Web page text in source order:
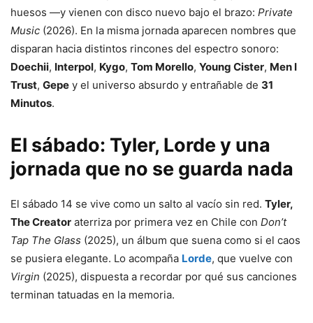
huesos —y vienen con disco nuevo bajo el brazo: Private
Music (2026). En la misma jornada aparecen nombres que
disparan hacia distintos rincones del espectro sonoro:
Doechii, Interpol, Kygo, Tom Morello, Young Cister, Men I
Trust, Gepe y el universo absurdo y entrañable de 31
Minutos.
El sábado: Tyler, Lorde y una
jornada que no se guarda nada
El sábado 14 se vive como un salto al vacío sin red. Tyler,
The Creator aterriza por primera vez en Chile con Don’t
Tap The Glass (2025), un álbum que suena como si el caos
se pusiera elegante. Lo acompaña Lorde, que vuelve con
Virgin (2025), dispuesta a recordar por qué sus canciones
terminan tatuadas en la memoria.